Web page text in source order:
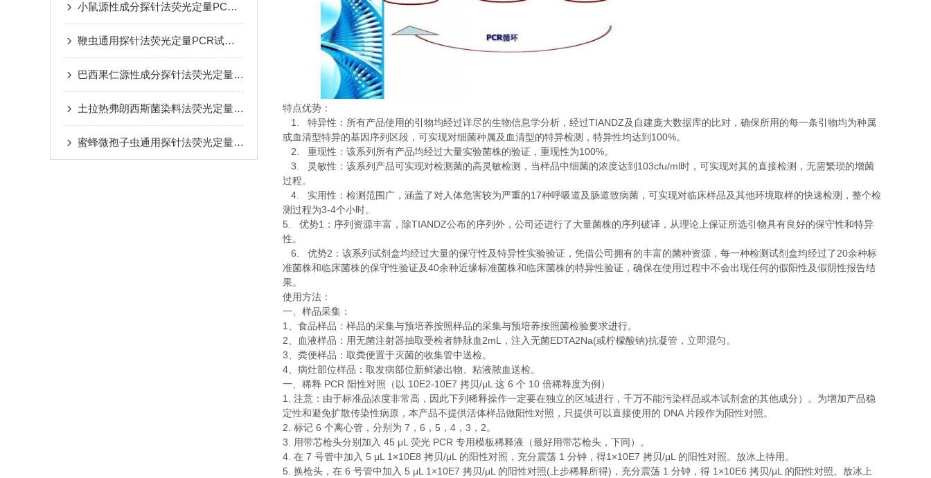
小鼠源性成分探针法荧光定量PCR试剂盒实验注意事项
鞭虫通用探针法荧光定量PCR试剂盒实验规则
巴西果仁源性成分探针法荧光定量PCR试剂盒​使用方法
土拉热弗朗西斯菌染料法荧光定量PCR试剂盒实验注意事项
蜜蜂微孢子虫通用探针法荧光定量PCR试剂盒注意事项
特点优势：
1. 特异性：所有产品使用的引物均经过详尽的生物信息学分析，经过TIANDZ及自建庞大数据库的比对，确保所用的每一条引物均为种属
或血清型特异的基因序列区段，可实现对细菌种属及血清型的特异检测，特异性均达到 100%。
2. 重现性：该系列所有产品均经过大量实验菌株的验证，重现性为100%。
3. 灵敏性：该系列产品可实现对检测菌的高灵敏检测，当样品中细菌的浓度达到 103cfu/ml时，可实现对其的直接检测，无需繁琐的增菌
过程。
4. 实用性：检测范围广，涵盖了对人体危害较为严重的17种呼吸道及肠道致病菌，可实现对临床样品及其他环境取样的快速检测，整个检
测过程为3-4个小时。
5. 优势1 ：序列资源丰富，除TIANDZ公布的序列外，公司还进行了大量菌株的序列破译，从理论上保证所选引物具有良好的保守性和特异
性。
6. 优势2 ：该系列试剂盒均经过大量的保守性及特异性实验验证，凭借公司拥有的丰富的菌种资源，每一种检测试剂盒均经过了 20余种标
准菌株和临床菌株的保守性验证及40余种近缘标准菌株和临床菌株的特异性验证，确保在使用过程中不会出现任何的假阳性及假阴性报告结
果。
使用方法：
一、样品采集：
1 、食品样品：样品的采集与预培养按照样品的采集与预培养按照菌检验要求进行。
2、血液样品：用无菌注射器抽取受检者静脉血 2mL ，注入无菌EDTA2Na(或柠檬酸钠)抗凝管，立即混匀。
3、粪便样品：取粪便置于灭菌的收集管中送检。
4、病灶部位样品：取发病部位新鲜渗出物、粘液脓血送检。
一、稀释 PCR 阳性对照（以 10E2-10E7 拷贝/μL 这 6 个 10 倍稀释度为例）
1. 注意：由于标准品浓度非常高，因此下列稀释操作一定要在独立的区域进行，千万不能污染样品或本试剂盒的其他成分）。为增加产品稳
定性和避免扩散传染性病原，本产品不提供活体样品做阳性对照，只提供可以直接使用的 DNA 片段作为阳性对照。
2. 标记 6 个离心管，分别为 7 ， 6 ， 5 ， 4 ， 3 ， 2。
3. 用带芯枪头分别加入 45 μL 荧光 PCR 专用模板稀释液（最好用带芯枪头，下同）。
4. 在 7 号管中加入 5 μL 1×10E8 拷贝/μL 的阳性对照，充分震荡 1 分钟，得1×10E7 拷贝/μL 的阳性对照。放冰上待用。
5. 换枪头，在 6 号管中加入 5 μL 1×10E7 拷贝/μL 的阳性对照(上步稀释所得) ，充分震荡 1 分钟，得 1×10E6 拷贝/μL 的阳性对照。放冰上